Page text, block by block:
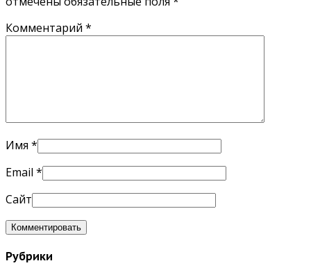
Комментарий *
Имя *
Email *
Сайт
Рубрики